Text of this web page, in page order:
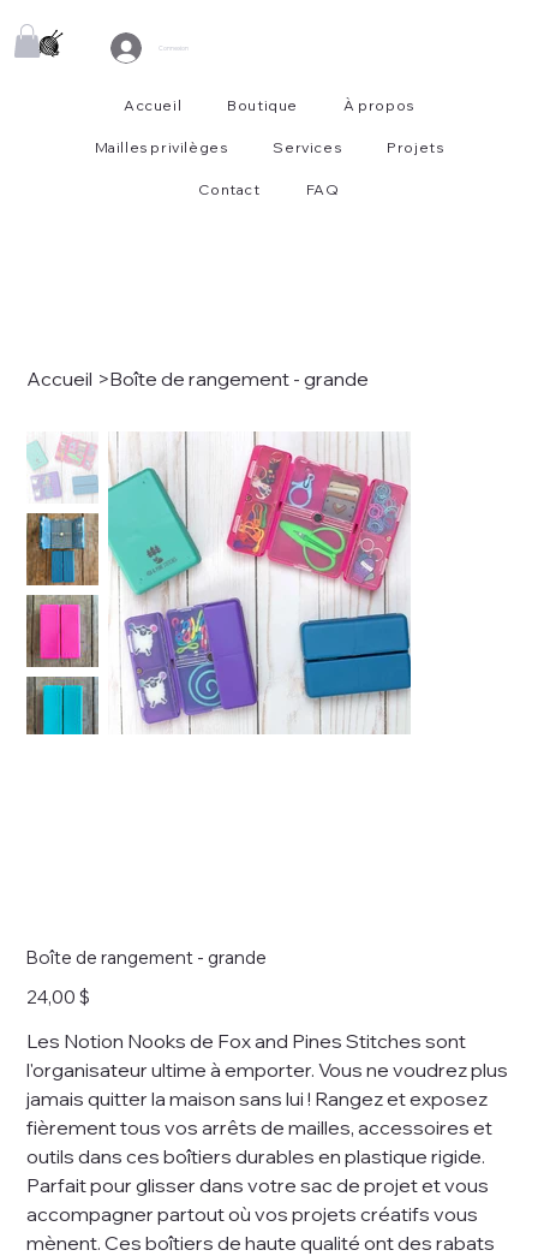
Accueil Boutique À propos
Mailles privilèges Services Projets
Contact FAQ
Connexion
Accueil >Boîte de rangement - grande
Boîte de rangement - grande
Prix
24,00 $
Les Notion Nooks de Fox and Pines Stitches sont
l'organisateur ultime à emporter. Vous ne voudrez plus
jamais quitter la maison sans lui ! Rangez et exposez
fièrement tous vos arrêts de mailles, accessoires et
outils dans ces boîtiers durables en plastique rigide.
Parfait pour glisser dans votre sac de projet et vous
accompagner partout où vos projets créatifs vous
mènent. Ces boîtiers de haute qualité ont des rabats